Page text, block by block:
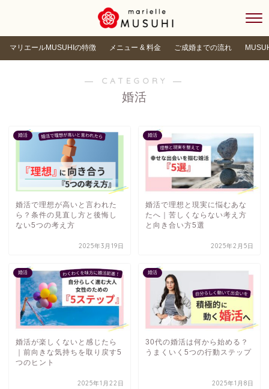
マリエールMUSUHIの特徴 メニュー & 料金 ご成婚までの流れ
― CATEGORY ―
婚活
婚活
婚活で理想が高いと言われた
ら？条件の見直し方と後悔し
ない5つの考え方
2025年3月19日
婚活
婚活で理想と現実に悩むあな
たへ｜苦しくならない考え方
と向き合い方5選
2025年2月5日
婚活
婚活が楽しくないと感じたら
｜前向きな気持ちを取り戻す5
つのヒント
2025年1月22日
婚活
30代の婚活は何から始める？
うまくいく5つの行動ステップ
2025年1月8日